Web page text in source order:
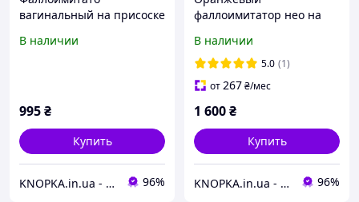
вагинальный на присоске
Actions Кайф
В наличии
995₴
Купить
KNOPKA.in.ua - Интернет-магазин 96%
фаллоимитатор нео на
В наличии
5.0 (1)
от267₴/мес
1 600₴
Купить
KNOPKA.in.ua - Интернет-магазин 96%